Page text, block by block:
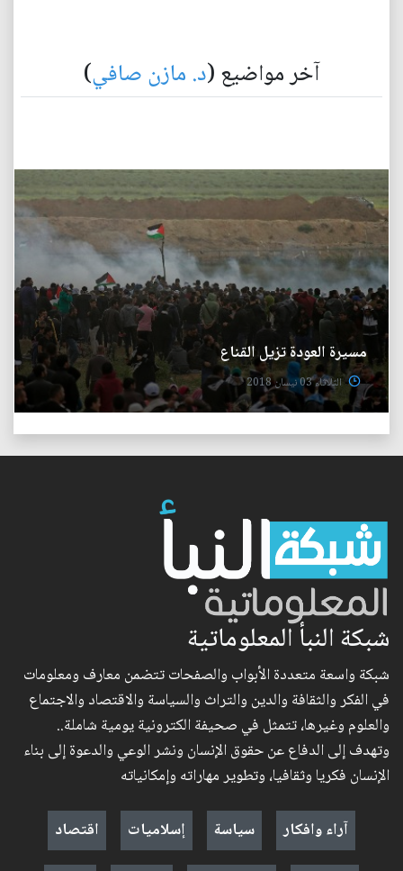
آخر مواضيع (د. مازن صافي)
مسيرة العودة تزيل القناع
الثلاثاء 03 نيسان 2018
شبكة النبأ المعلوماتية
شبكة واسعة متعددة الأبواب والصفحات تتضمن معارف ومعلومات
في الفكر والثقافة والدين والتراث والسياسة والاقتصاد والاجتماع
والعلوم وغيرها، تتمثل في صحيفة الكترونية يومية شاملة..
وتهدف إلى الدفاع عن حقوق الإنسان ونشر الوعي والدعوة إلى بناء
الإنسان فكريا وثقافيا، وتطوير مهاراته وإمكانياته
آراء وافكار
سياسة إسلاميات اقتصاد